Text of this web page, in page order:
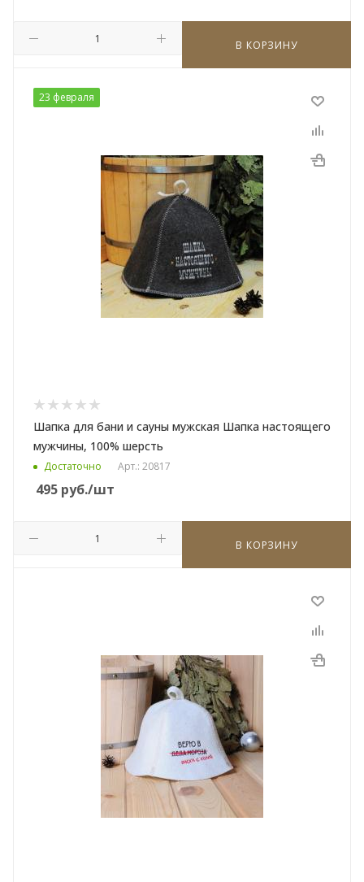
В КОРЗИНУ
23 февраля
Шапка для бани и сауны мужская Шапка настоящего
мужчины, 100% шерсть
Достаточно Арт.: 20817
495 руб./шт
В КОРЗИНУ